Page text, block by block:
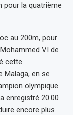
pour la quatrième
au 200m, pour
VI de
cette
Malaga, en se
olympique
enregistré 20.00
encore plus